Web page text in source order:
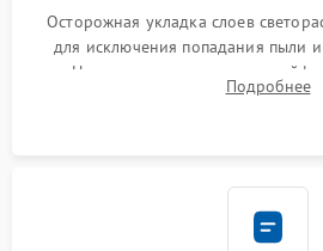
Осторожная укладка слоев
для исключения попадания пыли и
Надежное подключение
аккуратное защелкиваниеПодробнее